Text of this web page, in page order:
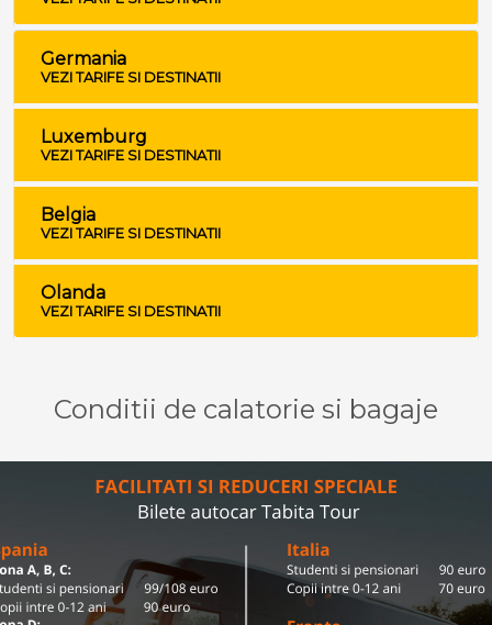
Germania
VEZI TARIFE SI DESTINATII
Luxemburg
VEZI TARIFE SI DESTINATII
Belgia
VEZI TARIFE SI DESTINATII
Olanda
VEZI TARIFE SI DESTINATII
Conditii de calatorie si bagaje